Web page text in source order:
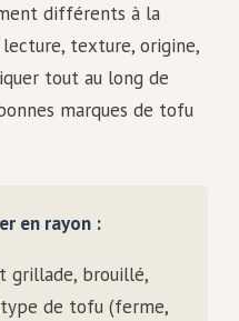
différents à la
lecture, texture, origine,
tout au long de
marques de tofu
en rayon :
grillade, brouillé,
de tofu (ferme,